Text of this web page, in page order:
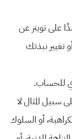
على تويتر عن
تغيير نبذتك
للحساب.
سبيل المثال لا
أو السلوك